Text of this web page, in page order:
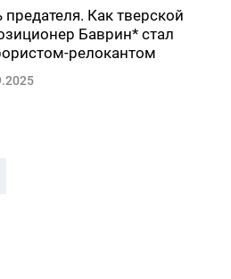
предателя. Как тверской
Баврин* стал
релокантом